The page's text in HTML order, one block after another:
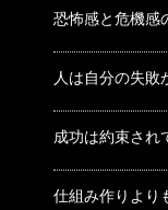
恐怖感と危機感
人は自分の失敗
成功は約束され
仕組み作りより